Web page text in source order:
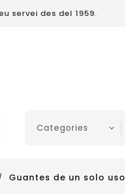
servei des del 1959.
Guantes de un solo uso